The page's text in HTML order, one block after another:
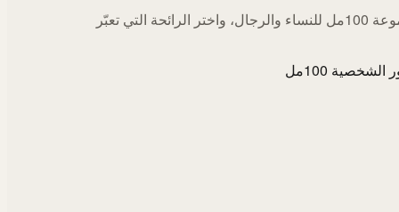
اكتشف مجموعة 100مل للنساء والرجال، واختر الرائحة التي تعبّر
100مل